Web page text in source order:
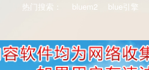
热门搜索： bluem2 blue引擎